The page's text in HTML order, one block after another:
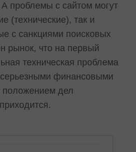
проблемы с сайтом могут
(технические), так и
с санкциями поисковых
рынок, что на первый
техническая проблема
финансовыми
положением дел